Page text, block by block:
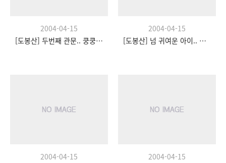
2004-04-15
[도봉산] 두번째 관문.. 쿵쿵따~!
2004-04-15
[도봉산] 넘 귀여운 아이.. H.S.
2004-04-15
2004-04-15